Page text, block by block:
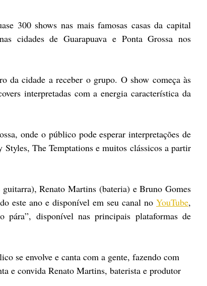
300 shows nas mais famosas casas da capital
cidades de Guarapuava e Ponta Grossa nos
da cidade a receber o grupo. O show começa às
interpretadas com a energia característica da
onde o público pode esperar interpretações de
The Temptations e muitos clássicos a partir
Renato Martins (bateria) e Bruno Gomes
este ano e disponível em seu canal no YouTube,
disponível nas principais plataformas de
se envolve e canta com a gente, fazendo com
e convida Renato Martins, baterista e produtor